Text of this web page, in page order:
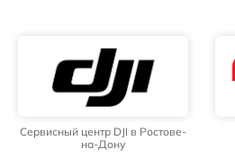
Сервисный центр DJI в Ростове-
на-Дону